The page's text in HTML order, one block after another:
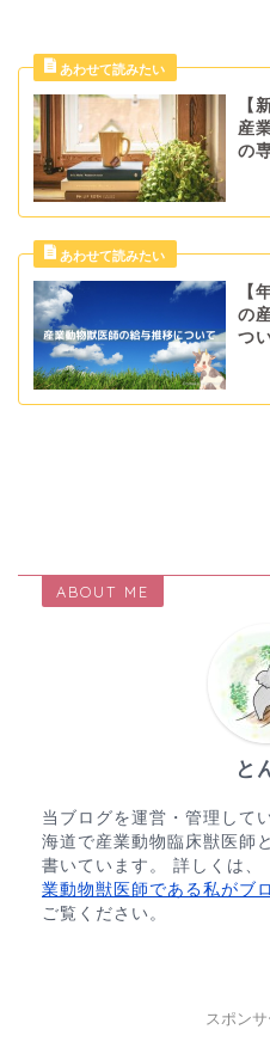
【
産
の
【
の
つ
ABOUT ME
と
当ブログを運営・管理して
海道で産業動物臨床獣医師
書いています。 詳しくは、
業動物獣医師である私がブ
ご覧ください。
スポン